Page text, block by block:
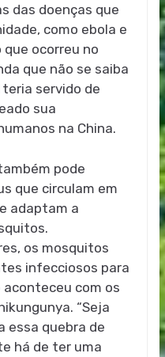
das doenças que
como ebola e
que ocorreu no
que não se saiba
servido de
sua
na China.
pode
que circulam em
adaptam a
os mosquitos
infecciosos para
aconteceu com os
“Seja
essa quebra de
há de ter uma